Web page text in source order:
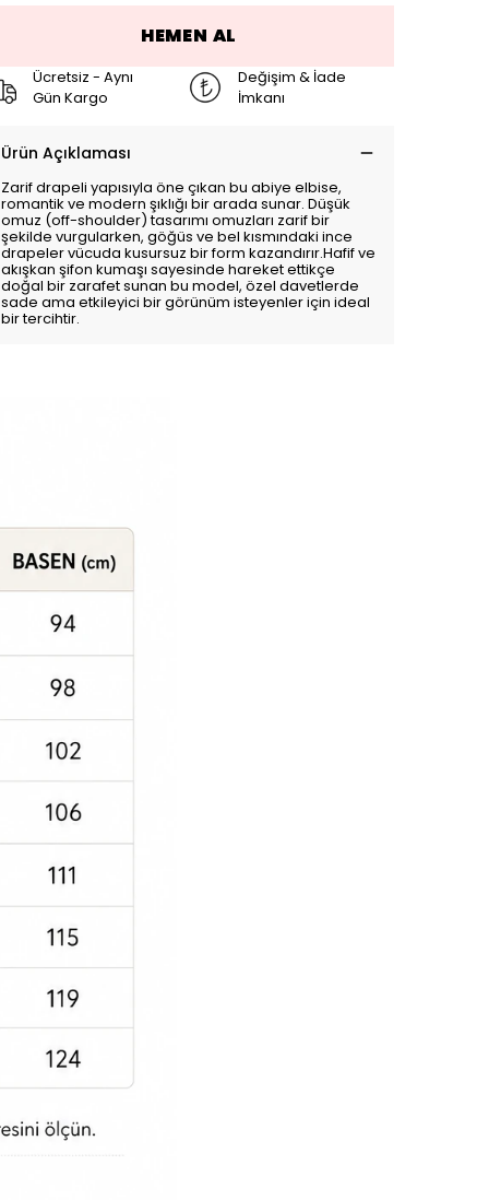
HEMEN AL
Ücretsiz - Aynı
Gün Kargo
Değişim & İade
İmkanı
Ürün Açıklaması
Zarif drapeli yapısıyla öne çıkan bu abiye elbise,
romantik ve modern şıklığı bir arada sunar. Düşük
omuz (off-shoulder) tasarımı omuzları zarif bir
şekilde vurgularken, göğüs ve bel kısmındaki ince
drapeler vücuda kusursuz bir form kazandırır.Hafif ve
akışkan şifon kumaşı sayesinde hareket ettikçe
doğal bir zarafet sunan bu model, özel davetlerde
sade ama etkileyici bir görünüm isteyenler için ideal
bir tercihtir.